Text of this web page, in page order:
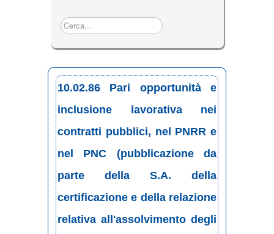
Cerca...
10.02.86 Pari opportunità e
inclusione lavorativa nei
contratti pubblici, nel PNRR e
nel PNC (pubblicazione da
parte della S.A. della
certificazione e della relazione
relativa all'assolvimento degli